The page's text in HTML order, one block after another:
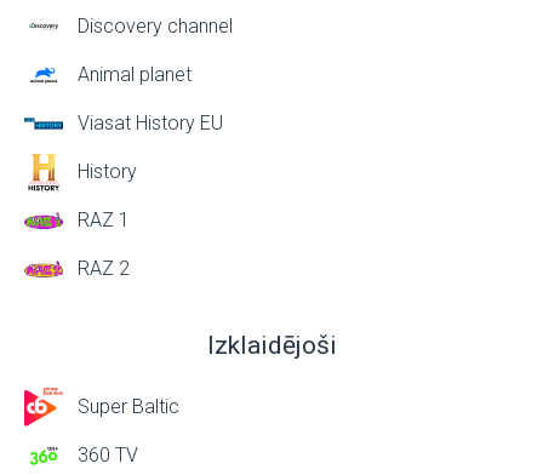
Discovery channel
Animal planet
Viasat History EU
History
RAZ 1
RAZ 2
Izklaidējoši
Super Baltic
360 TV